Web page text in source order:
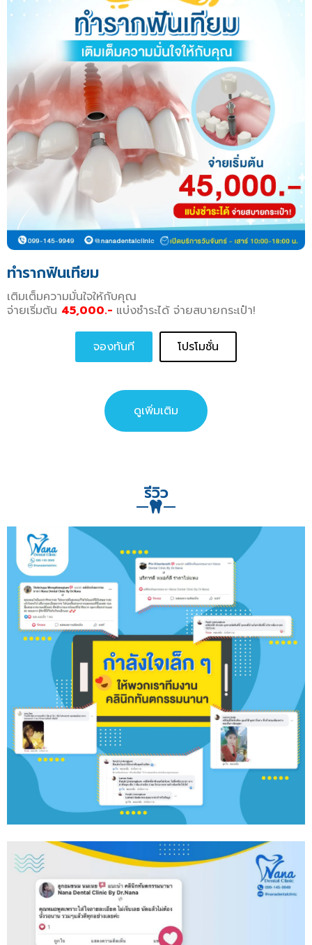
ทำรากฟันเทียม
เติมเต็มความมั่นใจให้กับคุณ
จ่ายเริ่มต้น 45,000.- แบ่งชำระได้ จ่ายสบายกระเป๋า!
จองทันที โปรโมชั่น
ดูเพิ่มเติม
รีวิว